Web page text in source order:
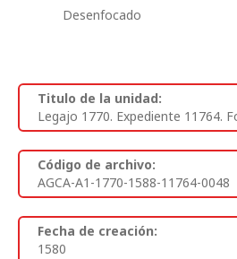
Desenfocado
Titulo de la unidad:
Legajo 1770. Expediente 11764.
Código de archivo:
AGCA-A1-1770-1588-11764-0048
Fecha de creación:
1580